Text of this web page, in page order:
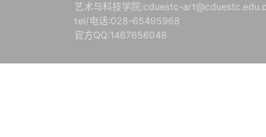
艺术与科技学院:cduestc-
tel/电话:028-65495968
官方QQ:1467656048